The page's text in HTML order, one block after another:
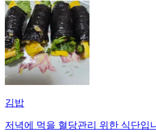
김밥
저녁에 먹을 혈당관리 위한 식단입